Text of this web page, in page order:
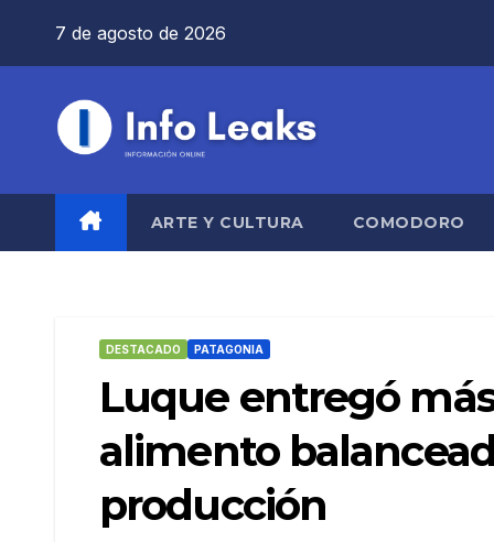
7 de agosto de 2026
ARTE Y CULTURA COMODORO
DESTACADO PATAGONIA
Luque entregó
alimento
producción